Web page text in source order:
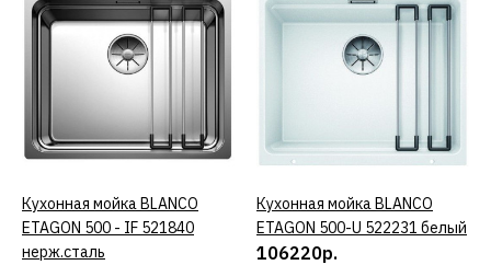
ДОБАВИТЬ В ПОЖЕЛАНИЯ
BLANCO
КУПИТЬ
Кухонная мойка BLANCO
ETAGON 500 - IF 521840
нерж.сталь
КУПИТЬ
Кухонная мойка BLANCO
ETAGON 500-U 522231 белый
106220р.